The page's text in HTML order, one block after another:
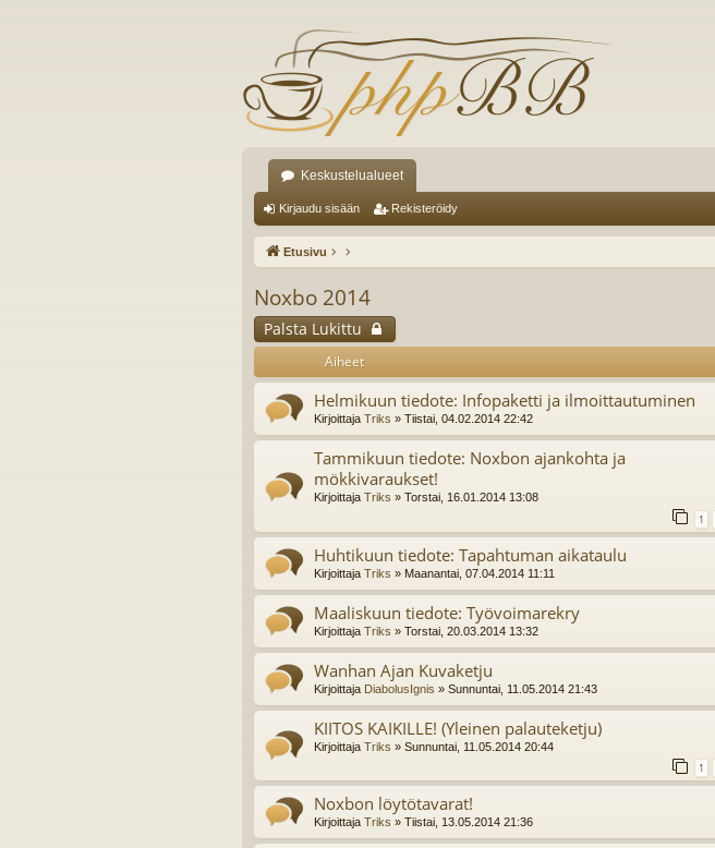
Keskustelualueet
Kirjaudu sisään Rekisteröidy
Etusivu
Noxbo 2014
Palsta Lukittu
Aiheet
Helmikuun tiedote: Infopaketti ja ilmoittautuminen
Kirjoittaja Triks » Tiistai, 04.02.2014 22:42
Tammikuun tiedote: Noxbon ajankohta ja
mökkivaraukset!
Kirjoittaja Triks » Torstai, 16.01.2014 13:08
1
Huhtikuun tiedote: Tapahtuman aikataulu
Kirjoittaja Triks » Maanantai, 07.04.2014 11:11
Maaliskuun tiedote: Työvoimarekry
Kirjoittaja Triks » Torstai, 20.03.2014 13:32
Wanhan Ajan Kuvaketju
Kirjoittaja DiabolusIgnis » Sunnuntai, 11.05.2014 21:43
KIITOS KAIKILLE! (Yleinen palauteketju)
Kirjoittaja Triks » Sunnuntai, 11.05.2014 20:44
1
Noxbon löytötavarat!
Kirjoittaja Triks » Tiistai, 13.05.2014 21:36